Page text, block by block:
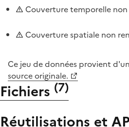
Couverture temporelle non
Couverture spatiale non
Ce jeu de données provient
source originale.
Fichiers (7)
Réutilisations et